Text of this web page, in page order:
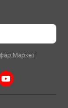
Маркет